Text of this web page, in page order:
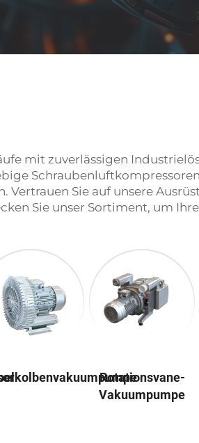
mit zuverlässigen
Vertrauen Sie auf unsere
Sie unser Sortiment, um
Rotationsvane-
Vakuumpumpe